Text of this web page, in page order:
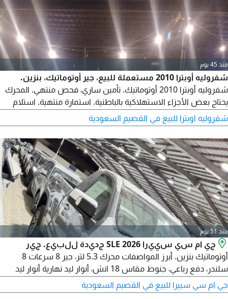
منذ 45 يوم
شفروليه أوبترا 2010 مستعملة للبيع، جير أوتوماتيك، بنزين.
شفروليه أوبترا 2010 أوتوماتيك. تأمين ساري، فحص منتهي. المحرك
يحتاج بعض الأجزاء الاستهلاكية بالباطنية. استمارة منتهية. استلام
استمارة سنة بدون فحص. محرك وجير شرط. يحتاج فقط تنظيف
بوابة البنزين. تستلم السيارة ورخصة سنة مجددة بإذن الله
شفروليه اوبترا للبيع في القصيم السعودية
5
منذ 51 يوم
جي ام سي سييرا SLE 2026 جديدة للبيع. جير
أوتوماتيك بنزين. أبرز المواصفات محرك 5.3 لتر، جير 8 سرعات 8
سلندر، دفع رباعي، جنوط مقاس 18 انش، أنوار ليد نهارية أنوار ليد
عالي واطي، اضاءة ليد على المرايا، أنوار ليد خلفية حساسات أمامية،
حساسات خلفية، هوك خلفي، دخول ذكي تشغيل ذكي، تشغيل عن
جي ام سي سييرا للبيع في القصيم السعودية